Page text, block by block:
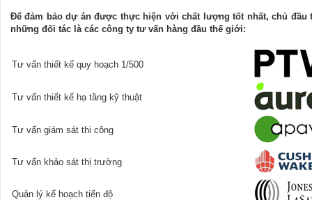
Để đảm bảo dự án được thực hiện với chất lượng tốt nhất, chủ
những đối tác là các công ty tư vấn hàng đầu thế giới:
Tư vấn thiết kế quy hoạch 1/500
Tư vấn thiết kế hạ tầng kỹ thuật
Tư vấn giám sát thi công
Tư vấn khảo sát thị trường
Quản lý kế hoạch tiến độ